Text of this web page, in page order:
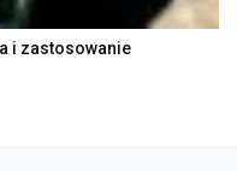
i zastosowanie